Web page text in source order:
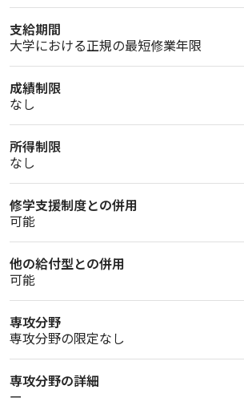
支給期間
大学における正規の最短修業年限
成績制限
なし
所得制限
なし
修学支援制度との併用
可能
他の給付型との併用
可能
専攻分野
専攻分野の限定なし
専攻分野の詳細
ー